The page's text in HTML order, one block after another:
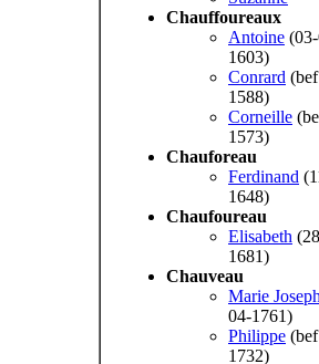
Chauffoureaux
Antoine
1603)
Conrard
1588)
Corneille
1573)
Chauforeau
Ferdinand
1648)
Chaufoureau
Elisabeth
1681)
Chauveau
Marie
04-1761)
Philippe
1732)